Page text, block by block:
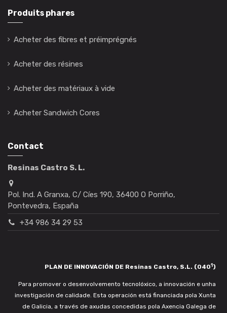
Produits phares
Acheter des fibres et préimprégnés
Acheter des résines
Acheter des matériaux à vide
Acheter Sandwich Cores
Contact
Resinas Castro S. L.
Pol. Ind. A Granxa, C/ Cíes 190, 36400 O Porriño,
Pontevedra, España
+34 986 34 29 53
PLAN DE INNOVACIÓN DE Resinas Castro, S.L. (0401)
Para promover o desenvolvemento tecnolóxico, a innovación e unha
investigación de calidade. Esta operación está financiada pola Xunta
de Galicia, a través de axudas concedidas pola Axencia Galega de